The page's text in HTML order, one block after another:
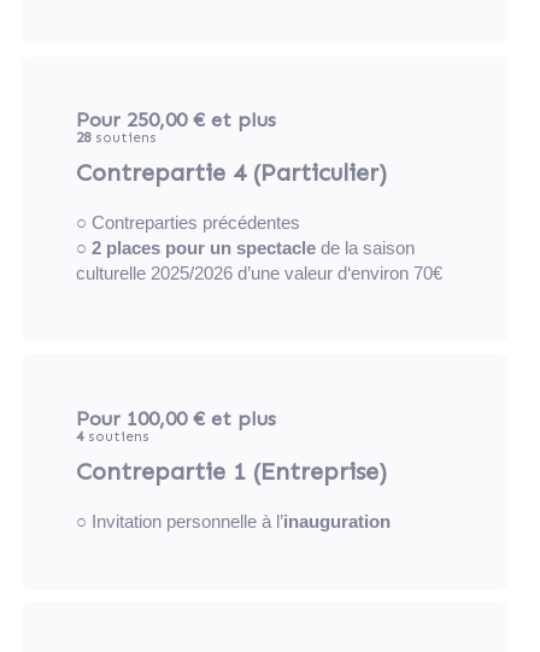
Pour 250,00 € et plus
28soutiens
Contrepartie 4 (Particulier)
○ Contreparties précédentes
○ 2 places pour un spectaclede la saison
culturelle 2025/2026 d’une valeur d‘environ 70€
Pour 100,00 € et plus
4soutiens
Contrepartie 1 (Entreprise)
○ Invitation personnelle à l’inauguration